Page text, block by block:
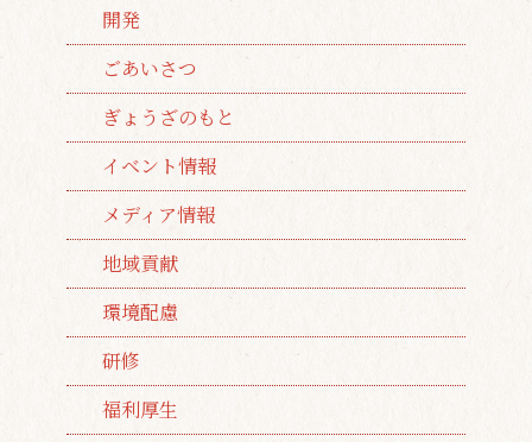
開発
ごあいさつ
ぎょうざのもと
イベント情報
メディア情報
地域貢献
環境配慮
研修
福利厚生